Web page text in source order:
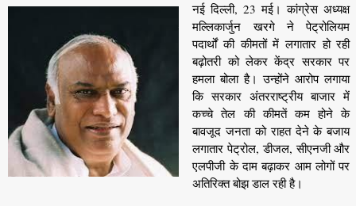
नई दिल्ली, 23 मई। कांग्रेस अध्यक्ष
मल्लिकार्जुन खरगे ने पेट्रोलियम
पदार्थों की कीमतों में लगातार हो रही
बढ़ोतरी को लेकर केंद्र सरकार पर
हमला बोला है। उन्होंने आरोप लगाया
कि सरकार अंतरराष्ट्रीय बाजार में
कच्चे तेल की कीमतें कम होने के
बावजूद जनता को राहत देने के बजाय
लगातार पेट्रोल, डीजल, सीएनजी और
एलपीजी के दाम बढ़ाकर आम लोगों पर
अतिरिक्त बोझ डाल रही है।